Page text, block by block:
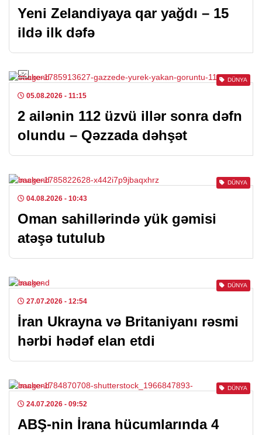
Yeni Zelandiyaya qar yağdı – 15
ildə ilk dəfə
DÜNYA
05.08.2026 - 11:15
2 ailənin 112 üzvü illər sonra dəfn
olundu – Qəzzada dəhşət
DÜNYA
04.08.2026 - 10:43
Oman sahillərində yük gəmisi
atəşə tutulub
DÜNYA
27.07.2026 - 12:54
İran Ukrayna və Britaniyanı rəsmi
hərbi hədəf elan etdi
DÜNYA
24.07.2026 - 09:52
ABŞ-nin İrana hücumlarında 4